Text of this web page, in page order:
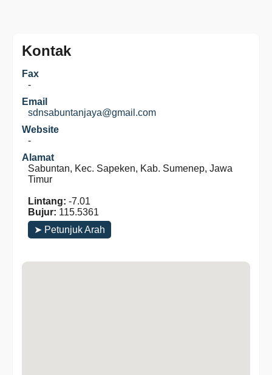
Kontak
Fax
-
Email
sdnsabuntanjaya@gmail.com
Website
-
Alamat
Sabuntan, Kec. Sapeken, Kab. Sumenep, Jawa
Timur
Lintang: -7.01
Bujur: 115.5361
➤ Petunjuk Arah